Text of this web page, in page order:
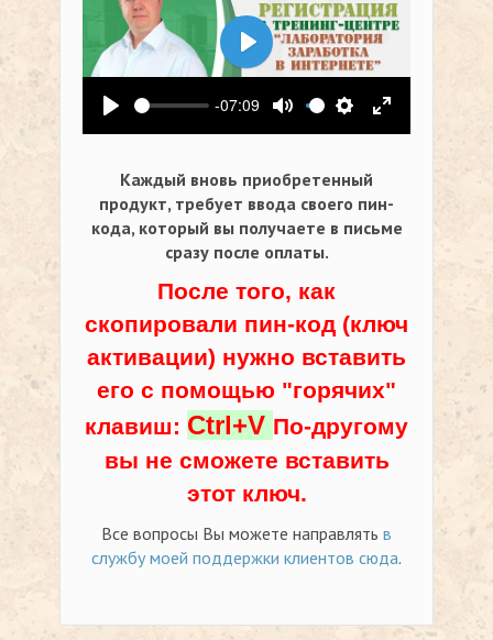
Воспроизвести
-07:09
Выключить звук
Настройки
На весь
Воспроизвести
Каждый вновь приобретенный
продукт, требует ввода своего пин-
кода, который вы получаете в письме
сразу после оплаты.
После того, как
скопировали пин-код (ключ
активации) нужно вставить
его с помощью "горячих"
клавиш: Ctrl+V По-другому
вы не сможете вставить
этот ключ.
Все вопросы Вы можете направлять в
службу моей поддержки клиентов сюда.